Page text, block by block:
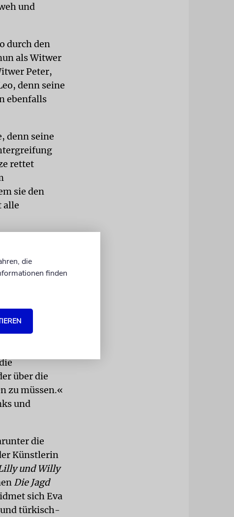
und
durch den
als Witwer
Peter,
denn seine
ebenfalls
denn seine
rettet
sie den
alle
und
Freund
aus
die
über die
zu müssen.«
und
die
Künstlerin
und Willy
Die Jagd
sich Eva
türkisch-
die
finden